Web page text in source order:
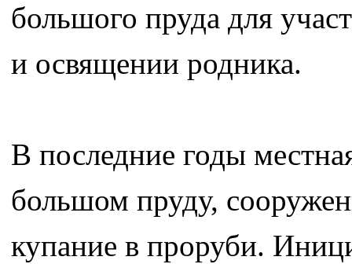
большого пруда для
и освящении родника.
В последние годы
большом пруду,
купание в проруби.